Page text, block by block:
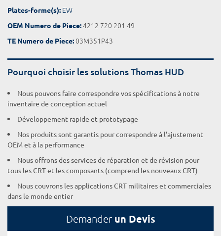
Plates-forme(s): EW
OEM Numero de Piece:4212 720 201 49
TE Numero de Piece:03M351P43
Pourquoi choisir les solutions Thomas HUD
Nous pouvons faire correspondre vos spécifications à notre
inventaire de conception actuel
Développement rapide et prototypage
Nos produits sont garantis pour correspondre à l'ajustement
OEM et à la performance
Nous offrons des services de réparation et de révision pour
tous les CRT et les composants (comprend les nouveaux CRT)
Nous couvrons les applications CRT militaires et commerciales
dans le monde entier
Demander un Devis